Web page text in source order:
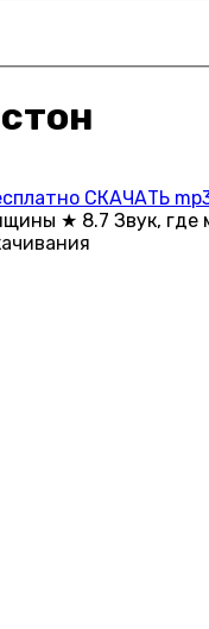
СКАЧАТЬ
★ 8.7 Звук,